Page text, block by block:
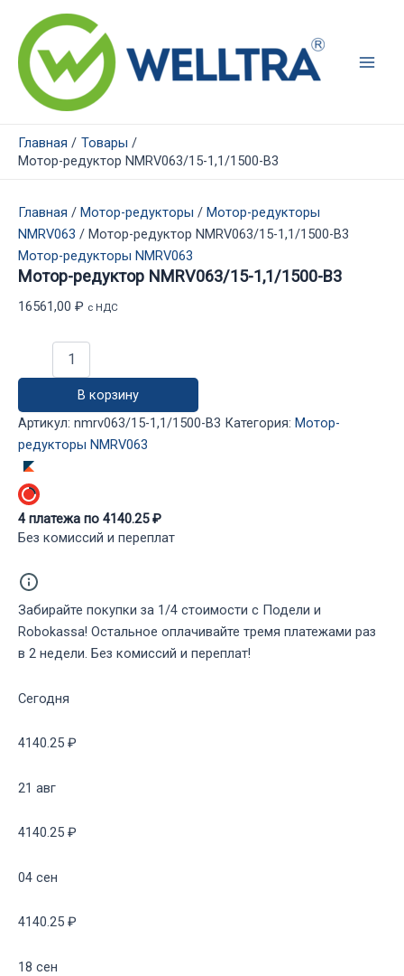
содержимому
Главная
Товары
Мотор-редуктор NMRV063/15-1,1/1500-B3
Главная / Мотор-редукторы / Мотор-редукторы
NMRV063 / Мотор-редуктор NMRV063/15-1,1/1500-B3
Мотор-редукторы NMRV063
Мотор-редуктор NMRV063/15-1,1/1500-B3
16561,00 ₽ с НДС
Мотор-
NMRV063/15-
1,1/1500-
B3
В корзину
Артикул: nmrv063/15-1,1/1500-B3 Категория: Мотор-
редукторы NMRV063
4 платежа по 4140.25₽
Без комиссий и переплат
Забирайте покупки за 1/4 стоимости с Подели и
Robokassa! Остальное оплачивайте тремя платежами раз
в 2 недели. Без комиссий и переплат!
Сегодня
4140.25 ₽
21 авг
4140.25 ₽
04 сен
4140.25 ₽
18 сен